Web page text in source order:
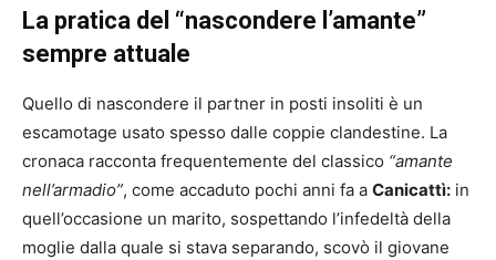
La pratica del “nascondere l’amante”
sempre attuale
Quello di nascondere il partner in posti insoliti è un
escamotage usato spesso dalle coppie clandestine. La
cronaca racconta frequentemente del classico “amante
nell’armadio”, come accaduto pochi anni fa a Canicattì: in
quell’occasione un marito, sospettando l’infedeltà della
moglie dalla quale si stava separando, scovò il giovane